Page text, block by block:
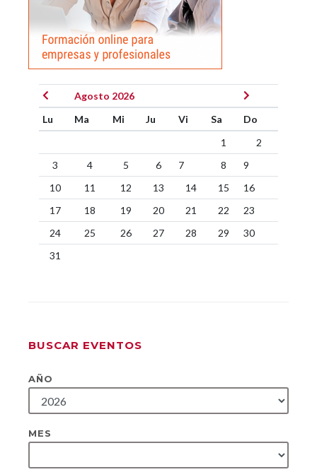
Agosto 2026
Lu
Ma Mi Ju Vi Sa
Do
1
2
3
4 5 6 7 8
9
10
11 12 13 14 15
16
17
18 19 20 21 22
23
24
25 26 27 28 29
30
31
BUSCAR EVENTOS
AÑO
MES